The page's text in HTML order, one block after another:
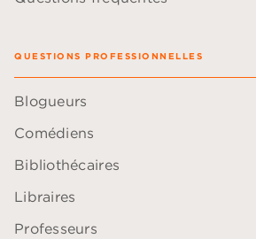
QUESTIONS PROFESSIONNELLES
Blogueurs
Comédiens
Bibliothécaires
Libraires
Professeurs